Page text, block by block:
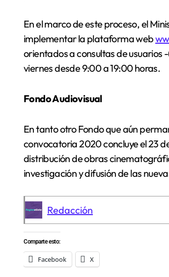
En el marco de este proceso, el
implementar la plataforma web
orientados a consultas de
viernes desde 9:00 a 19:00 horas.
Fondo Audiovisual
En tanto otro Fondo que aún
convocatoria 2020 concluye el 23
distribución de obras
investigación y difusión de las
Redacción
Comparte esto:
Facebook X